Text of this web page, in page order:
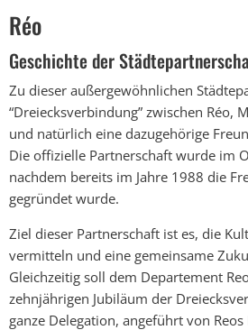
Réo
Geschichte der
Zu dieser außergewöhnlichen
“Dreiecksverbindung” zwischen Réo,
und natürlich eine dazugehörige
Die offizielle Partnerschaft wurde im
nachdem bereits im Jahre 1988 die
gegründet wurde.
Ziel dieser Partnerschaft ist es, die
vermitteln und eine gemeinsame
Gleichzeitig soll dem Departement
zehnjährigen Jubiläum der
ganze Delegation, angeführt von